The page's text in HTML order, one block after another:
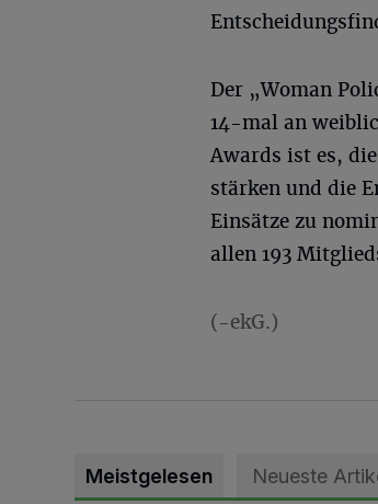
Der „Woman
14-mal an
Awards ist es,
stärken und die
Einsätze zu
allen 193
(-ekG.)
Meistgelesen Neueste